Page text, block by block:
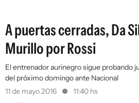
A puertas cerradas, Da
Murillo por Rossi
El entrenador aurinegro sigue probando
del próximo domingo ante Nacional
11 de mayo 2016
11:40 hs